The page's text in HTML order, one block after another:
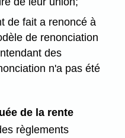
de fait a renoncé à
de renonciation
des
n'a pas été
de la rente
règlements